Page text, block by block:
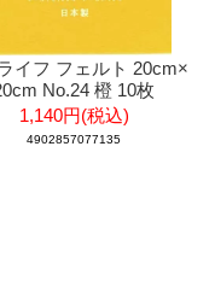
イフ フェルト 20cm×
No.24 橙 10枚
1,140円(税込)
4902857077135